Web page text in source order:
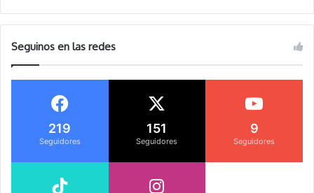
Seguinos en las redes
219
Seguidores
151
Seguidores
9
Seguidores